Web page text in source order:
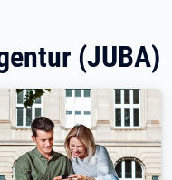
(JUBA)